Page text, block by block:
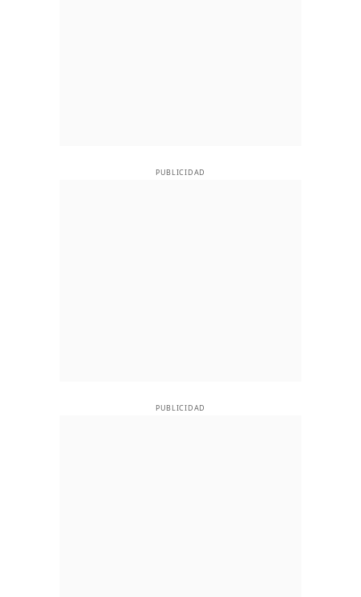
PUBLICIDAD
PUBLICIDAD